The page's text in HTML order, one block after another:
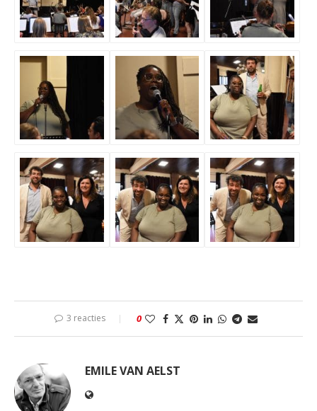
3 reacties 0
EMILE VAN AELST